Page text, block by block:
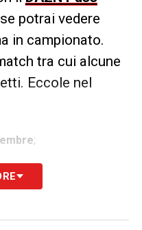
potrai vedere
in campionato.
tra cui alcune
Eccole nel
;
;
;